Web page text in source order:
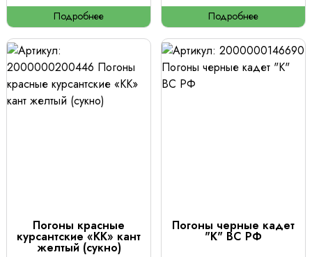
Подробнее Подробнее
Погоны красные
курсантские «КК» кант
желтый (сукно)
Погоны черные кадет
"К" ВС РФ